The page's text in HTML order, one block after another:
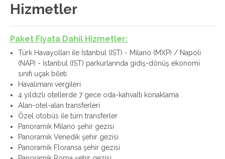
Hizmetler
Paket Fiyata Dahil Hizmetler:
Türk Havayolları ile İstanbul (IST) - Milano (MXP) / Napoli
(NAP) - İstanbul (IST) parkurlarında gidiş-dönüş ekonomi
sınıfı uçak bileti
Havalimanı vergileri
4 yıldızlı otellerde 7 gece oda-kahvaltı konaklama
Alan-otel-alan transferleri
Özel otobüs ile tüm transferler
Panoramik Milano şehir gezisi
Panoramik Venedik şehir gezisi
Panoramik Floransa şehir gezisi